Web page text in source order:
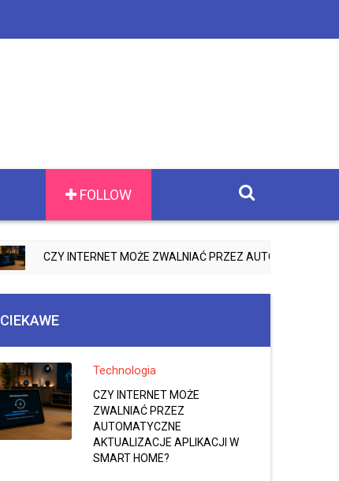
FOLLOW
CZY INTERNET MOŻE ZWALNIAĆ PRZEZ AUTOMATYCZNE
CIEKAWE
Technologia
CZY INTERNET MOŻE
ZWALNIAĆ PRZEZ
AUTOMATYCZNE
AKTUALIZACJE APLIKACJI W
SMART HOME?